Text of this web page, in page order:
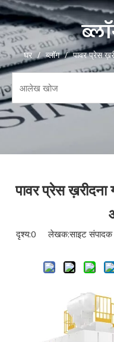
घर / ब्लॉग / पावर प्रेस
पावर प्रेस
दृश्य:0 लेखक:साइट